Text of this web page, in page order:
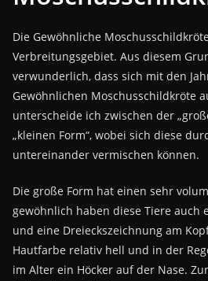
Die Gewöhnliche
Verbreitungsgebiet. Aus diesem
verwunderlich, dass sich mit den
Gewöhnlichen Moschusschildkröte
unterscheide ich zwischen der
„kleinen Form“, wobei sich diese
untereinander vermischen können.
Die große Form hat einen sehr
gewöhnlich haben diese Tiere auch
und eine Dreieckszeichnung am
Hautfarbe relativ hell und in der
im Alter ein Höcker auf der Nase.